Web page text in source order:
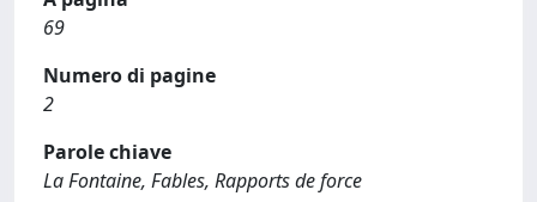
69
Numero di pagine
2
Parole chiave
La Fontaine, Fables, Rapports de force